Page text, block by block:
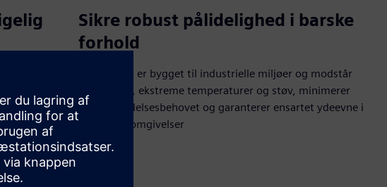
og
Sikre robust pålidelighed i barske
forhold
Gatewayen er bygget til industrielle miljøer og modstår
vibrationer, ekstreme temperaturer og støv, minimerer
vedligeholdelsesbehovet og garanterer ensartet ydeevne i
krævende omgivelser